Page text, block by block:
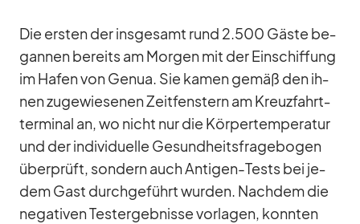
Die ers­ten der ins­ge­samt rund 2.500 Gäste be­
gan­nen be­reits am Mor­gen mit der Ein­schif­fung
im Ha­fen von Ge­nua. Sie ka­men ge­mäß den ih­
nen zu­ge­wie­se­nen Zeit­fens­tern am Kreuz­fahrt­
ter­mi­nal an, wo nicht nur die Kör­per­tem­pe­ra­tur
und der in­di­vi­du­elle Ge­sund­heits­fra­ge­bo­gen
über­prüft, son­dern auch An­ti­gen-Tests bei je­
dem Gast durch­ge­führt wur­den. Nach­dem die
ne­ga­ti­ven Test­ergeb­nisse vor­la­gen, konn­ten